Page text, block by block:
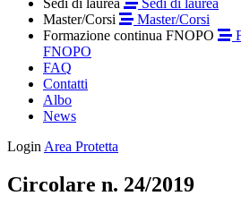
Master/Corsi
Master/Corsi
Formazione continua FNOPO
FNOPO
FAQ
Contatti
Albo
News
Login Area Protetta
Circolare n. 24/2019